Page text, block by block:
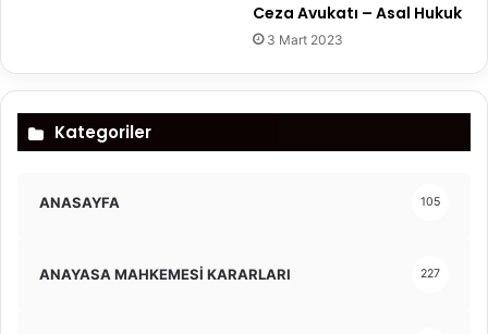
Ceza Avukatı – Asal Hukuk
3 Mart 2023
Kategoriler
ANASAYFA 105
ANAYASA MAHKEMESİ KARARLARI 227